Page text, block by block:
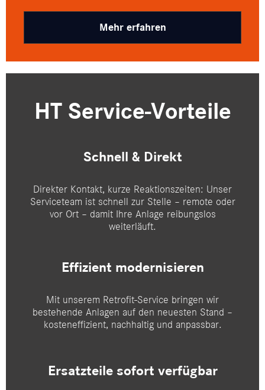
Mehr erfahren
HT Service-Vorteile
Schnell & Direkt
Direkter Kontakt, kurze Reaktionszeiten: Unser
Serviceteam ist schnell zur Stelle – remote oder
vor Ort – damit Ihre Anlage reibungslos
weiterläuft.
Effizient modernisieren
Mit unserem Retrofit-Service bringen wir
bestehende Anlagen auf den neuesten Stand –
kosteneffizient, nachhaltig und anpassbar.
Ersatzteile sofort verfügbar